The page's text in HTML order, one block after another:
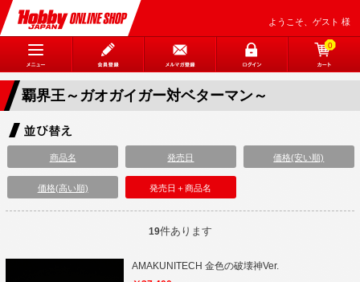
ようこそ、ゲスト 様
0
覇界王～ガオガイガー対ベターマン～
商品名 発売日 価格(安い順)
価格(高い順) 発売日＋商品名
19件あります
AMAKUNITECH 金色の破壊神Ver.